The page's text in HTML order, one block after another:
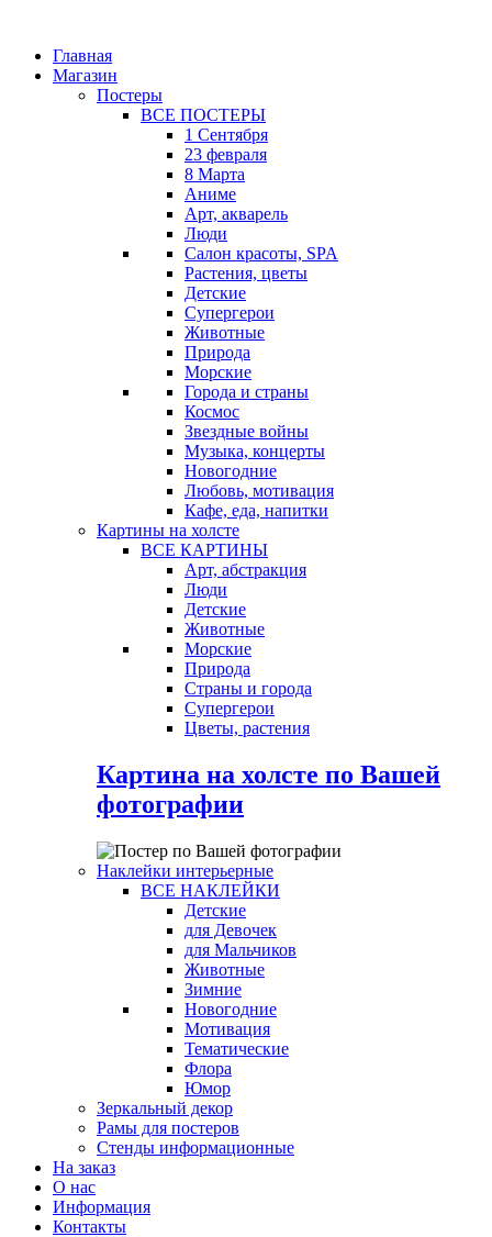
Главная
Магазин
Постеры
ВСЕ ПОСТЕРЫ
1 Сентября
23 февраля
8 Марта
Аниме
Арт, акварель
Люди
Салон красоты, SPA
Растения, цветы
Детские
Супергерои
Животные
Природа
Морские
Города и страны
Космос
Звездные войны
Музыка, концерты
Новогодние
Любовь, мотивация
Кафе, еда, напитки
Картины на холсте
ВСЕ КАРТИНЫ
Арт, абстракция
Люди
Детские
Животные
Морские
Природа
Страны и города
Супергерои
Цветы, растения
Картина на холсте по Вашей
фотографии
Наклейки интерьерные
ВСЕ НАКЛЕЙКИ
Детские
для Девочек
для Мальчиков
Животные
Зимние
Новогодние
Мотивация
Тематические
Флора
Юмор
Зеркальный декор
Рамы для постеров
Стенды информационные
На заказ
О нас
Информация
Контакты